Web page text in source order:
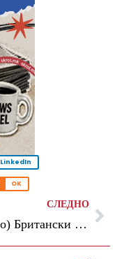
LinkedIn
OK
СЛЕДНО
(Видео) Британски воен аналитичар: Дури ни „Сатана“ нема да може да го спаси Путин